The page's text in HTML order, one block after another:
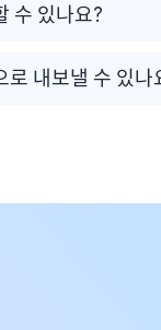
수 있나요?
로 내보낼 수 있나